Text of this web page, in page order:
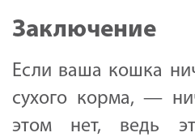
Заключение
Если ваша кошка
сухого корма, —
этом нет, ведь